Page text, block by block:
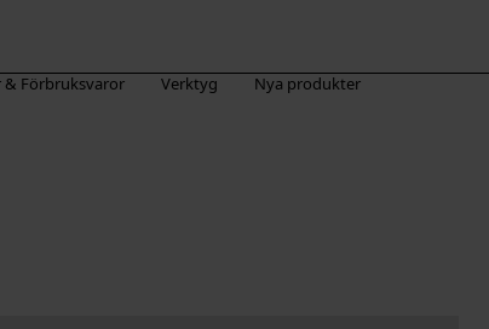
& Förbruksvaror Verktyg Nya produkter